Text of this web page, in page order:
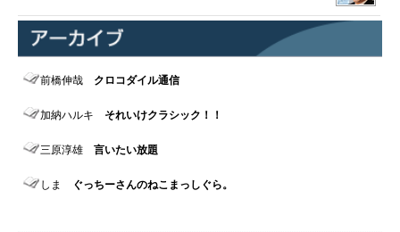
前橋伸哉 クロコダイル通信
加納ハルキ それいけクラシック！！
三原淳雄 言いたい放題
しま ぐっちーさんのねこまっしぐら。